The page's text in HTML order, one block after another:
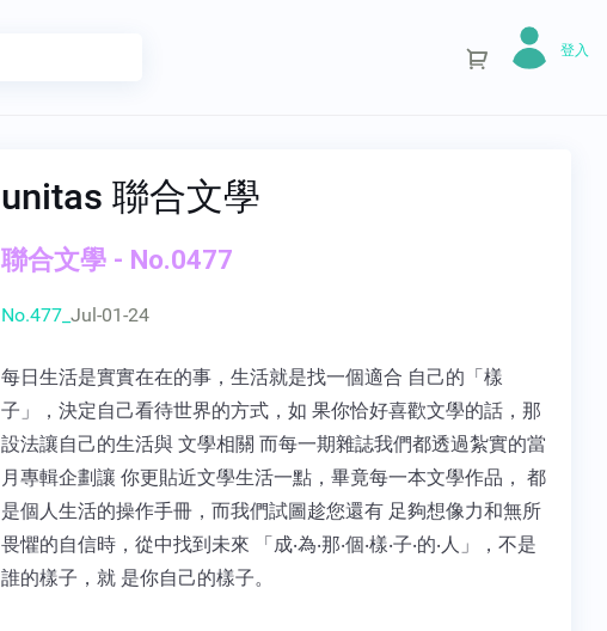
登入
unitas 聯合文學
聯合文學 - No.0477
No.477_ Jul-01-24
每日生活是實實在在的事，生活就是找一個適合 自己的「樣
子」，決定自己看待世界的方式，如 果你恰好喜歡文學的話，那
設法讓自己的生活與 文學相關 而每一期雜誌我們都透過紮實的當
月專輯企劃讓 你更貼近文學生活一點，畢竟每一本文學作品， 都
是個人生活的操作手冊，而我們試圖趁您還有 足夠想像力和無所
畏懼的自信時，從中找到未來 「成‧為‧那‧個‧樣‧子‧的‧人」，不是
誰的樣子，就 是你自己的樣子。